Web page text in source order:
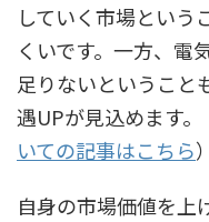
していく市場という
くいです。一方、電
足りないということ
遇UPが見込めます。
いての記事はこちら）
自身の市場価値を上